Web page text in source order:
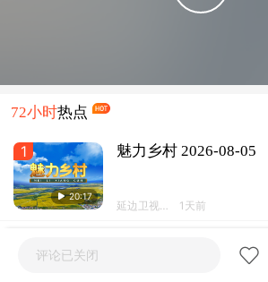
72小时热点
1
20:17
魅力乡村 2026-08-05
延边卫视频
1天前
汪清：爱心汇聚暖流
评论已关闭